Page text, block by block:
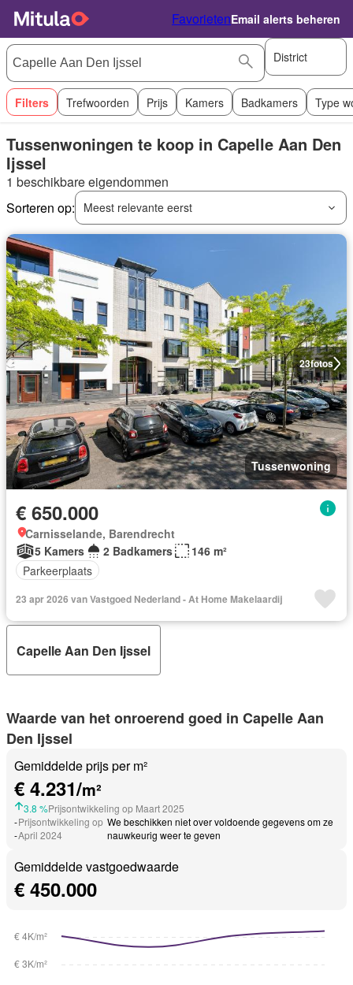
FavorietenEmail alerts beheren
District
Filters Trefwoorden Prijs Kamers Badkamers Type
Tussenwoningen te koop in Capelle Aan Den
Ijssel
1 beschikbare eigendommen
Sorteren op:
Meest relevante eerst
23fotos
Tussenwoning
€ 650.000
Carnisselande, Barendrecht
5 Kamers
2 Badkamers
146 m²
Parkeerplaats
23 apr 2026 van Vastgoed Nederland - At Home Makelaardij
Capelle Aan Den Ijssel
Waarde van het onroerend goed in Capelle Aan
Den Ijssel
Gemiddelde prijs per m²
€ 4.231/m²
3.8 %Prijsontwikkeling op Maart 2025
-
-
Prijsontwikkeling op
April 2024
We beschikken niet over voldoende gegevens om ze
nauwkeurig weer te geven
Gemiddelde vastgoedwaarde
€ 450.000